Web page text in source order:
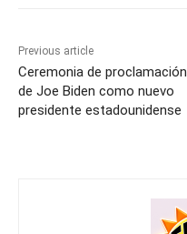
Previous article
Ceremonia de proclamación
de Joe Biden como nuevo
presidente estadounidense